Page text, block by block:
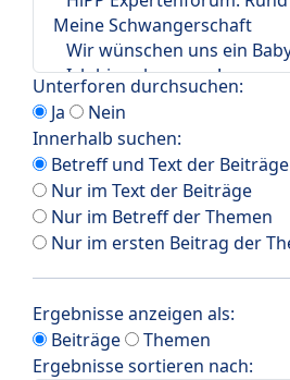
Unterforen durchsuchen:
Ja
Nein
Innerhalb suchen:
Betreff und Text der Beiträge
Nur im Text der Beiträge
Nur im Betreff der Themen
Nur im ersten Beitrag der
Ergebnisse anzeigen als:
Beiträge
Themen
Ergebnisse sortieren nach: